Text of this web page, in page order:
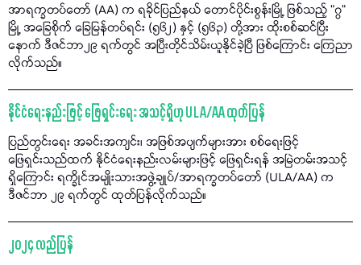
အာရက္ခတပ်တော် (AA) က ရခိုင်ပြည်နယ် တောင်ပိုင်းစွန်းမြို့ ဖြစ်သည့် "ဂွ"
မြို့ အခြေစိုက် ခြေမြန်တပ်ရင်း (၅၆၂) နှင့် (၅၆၃) တို့အား ထိုးစစ်ဆင်ပြီး
နောက် ဒီဇင်ဘာ၂၉ ရက်တွင် အပြီးတိုင်သိမ်းယူနိုင်ခဲ့ပြီ ဖြစ်ကြောင်း ကြေညာ
လိုက်သည်။
နိုင်ငံရေးနည်းဖြင့် ဖြေရှင်းရေး အသင့်ရှိဟု ULA/AA ထုတ်ပြန်
ပြည်တွင်းရေး အခင်းအကျင်း၊ အဖြစ်အပျက်များအား စစ်ရေးဖြင့်
ဖြေရှင်းသည်ထက် နိုင်ငံရေးနည်းလမ်းများဖြင့် ဖြေရှင်းရန် အမြဲတမ်းအသင့်
ရှိကြောင်း ရက္ခိုင်အမျိုးသားအဖွဲ့ချုပ်/အာရက္ခတပ်တော် (ULA/AA) က
ဒီဇင်ဘာ ၂၉ ရက်တွင် ထုတ်ပြန်လိုက်သည်။
၂၀၂၄ လည်ပြန်